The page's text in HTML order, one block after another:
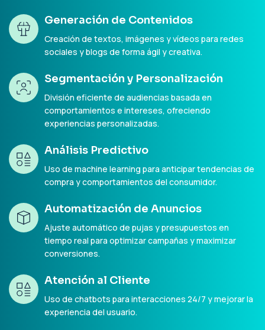
Generación de Contenidos
Creación de textos, imágenes y vídeos para redes
sociales y blogs de forma ágil y creativa.
Segmentación y Personalización
División eficiente de audiencias basada en
comportamientos e intereses, ofreciendo
experiencias personalizadas.
Análisis Predictivo
Uso de machine learning para anticipar tendencias de
compra y comportamientos del consumidor.
Automatización de Anuncios
Ajuste automático de pujas y presupuestos en
tiempo real para optimizar campañas y maximizar
conversiones.
Atención al Cliente
Uso de chatbots para interacciones 24/7 y mejorar la
experiencia del usuario.